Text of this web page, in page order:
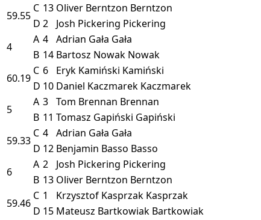
59.55
C 13 Oliver Berntzon Berntzon
D 2 Josh Pickering Pickering
4
A 4 Adrian Gała Gała
B 14 Bartosz Nowak Nowak
60.19
C 6 Eryk Kamiński Kamiński
D 10 Daniel Kaczmarek Kaczmarek
5
A 3 Tom Brennan Brennan
B 11 Tomasz Gapiński Gapiński
59.33
C 4 Adrian Gała Gała
D 12 Benjamin Basso Basso
6
A 2 Josh Pickering Pickering
B 13 Oliver Berntzon Berntzon
59.46
C 1 Krzysztof Kasprzak Kasprzak
D 15 Mateusz Bartkowiak Bartkowiak